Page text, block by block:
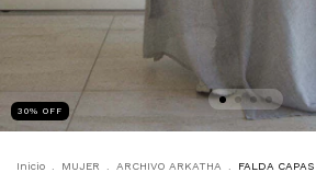
30% OFF
Inicio MUJER ARCHIVO ARKATHA FALDA CAPAS